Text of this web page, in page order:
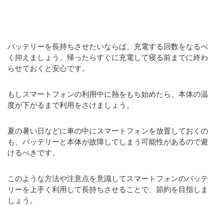
バッテリーを長持ちさせたいならば、充電する回数をなるべ
く抑えましょう。帰ったらすぐに充電して寝る前までに終わ
らせておくと安心です。
もしスマートフォンの利用中に熱をもち始めたら、本体の温
度が下がるまで利用をさけましょう。
夏の暑い日などに車の中にスマートフォンを放置しておくの
も、バッテリーと本体が故障してしまう可能性があるので避
けるべきです。
このような方法や注意点を意識してスマートフォンのバッテ
リーを上手く利用して長持ちさせることで、節約を目指しま
しょう。